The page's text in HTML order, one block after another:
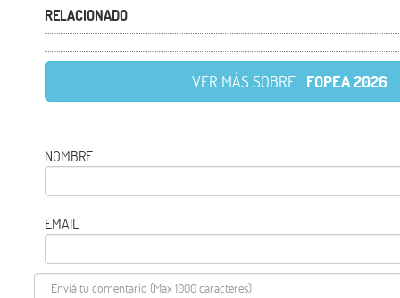
RELACIONADO
VER MÁS SOBRE FOPEA 2026
NOMBRE
EMAIL